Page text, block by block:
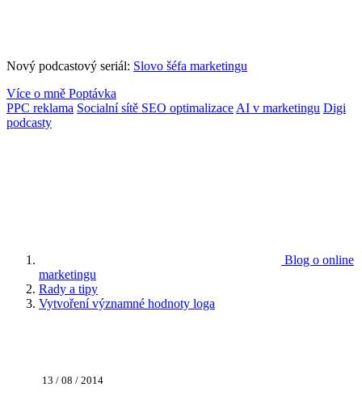
Nový podcastový seriál: Slovo šéfa marketingu
Více o mně Poptávka
PPC reklama Socialní sítě SEO optimalizace AI v marketingu Digi
podcasty
Blog o online
marketingu
Rady a tipy
Vytvoření významné hodnoty loga
13 / 08 / 2014